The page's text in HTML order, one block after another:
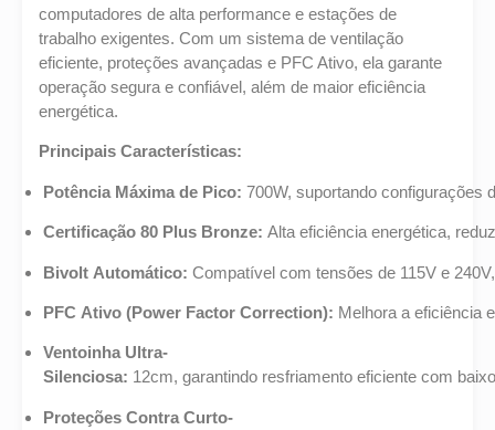
computadores de alta performance e estações de
trabalho exigentes. Com um sistema de ventilação
eficiente, proteções avançadas e PFC Ativo, ela garante
operação segura e confiável, além de maior eficiência
energética.
Principais Características:
Potência Máxima de Pico: 700W, suportando configurações
Certificação 80 Plus Bronze: Alta eficiência energética,
Bivolt Automático: Compatível com tensões de 115V e
PFC Ativo (Power Factor Correction): Melhora a eficiência
Ventoinha Ultra-
Silenciosa: 12cm, garantindo resfriamento eficiente com
Proteções Contra Curto-